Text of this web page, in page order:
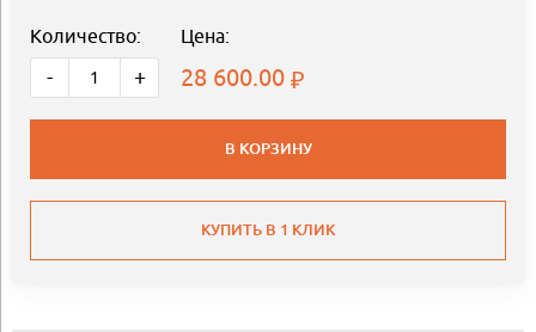
Количество:
- +
Цена:
28 600.00
В КОРЗИНУ
КУПИТЬ В 1 КЛИК